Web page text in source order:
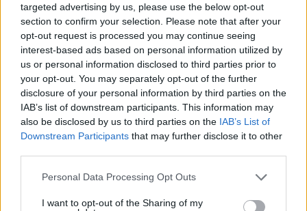
targeted advertising by us, please use the below opt-out
section to confirm your selection. Please note that after your
opt-out request is processed you may continue seeing
interest-based ads based on personal information utilized by
us or personal information disclosed to third parties prior to
your opt-out. You may separately opt-out of the further
disclosure of your personal information by third parties on the
IAB’s list of downstream participants. This information may
also be disclosed by us to third parties on the IAB’s List of
Downstream Participants that may further disclose it to other
Please note that this website/app uses one or more Google
not limited to your visit or usage behaviour. You may click to
Personal Data Processing Opt Outs
I want to opt-out of the Sharing of my